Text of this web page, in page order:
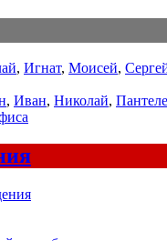
, Игнат, Моисей,
, Иван, Николай,